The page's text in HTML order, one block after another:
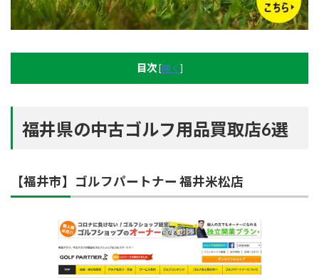
目次 [開く ]
福井県の中古ゴルフ用品買取店6選
【福井市】ゴルフパートナー 福井米松店